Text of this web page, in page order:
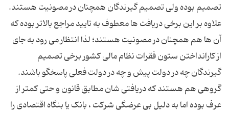
تصمیم بوده ولی تصمیم گیرندگان همچنان در مصونیت هستند.
علاوه بر این برخی دریافت ها معطوف به تایید مراجع بالاتر بوده که
آن ها هم همچنان در مصونیت هستند؛ لذا انتظار می رود به جای
از کارانداختن ستون فقرات نظام مالی کشور برخی تصمیم
گروهی هم هستند که دریافتی شان مطابق قانون و حتی کمتر از
عرف بوده اما به دلیل بی عرضگی شرکت ، بانک یا بنگاه اقتصادی را